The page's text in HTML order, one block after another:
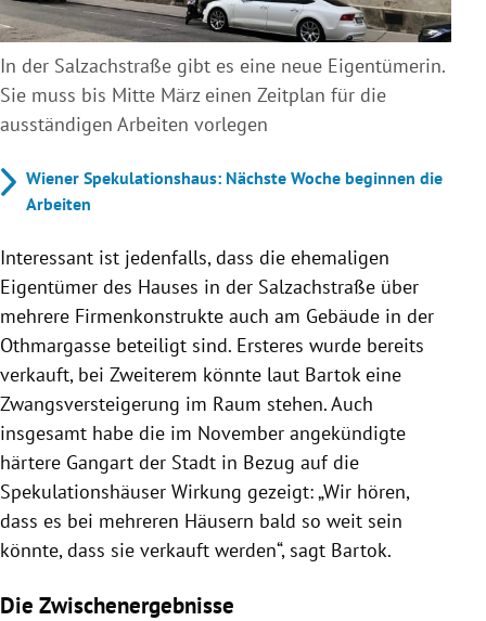
In der Salzachstraße gibt es eine neue Eigentümerin.
Sie muss bis Mitte März einen Zeitplan für die
ausständigen Arbeiten vorlegen
Wiener Spekulationshaus: Nächste Woche beginnen die
Arbeiten
Interessant ist jedenfalls, dass die ehemaligen
Eigentümer des Hauses in der Salzachstraße über
mehrere Firmenkonstrukte auch am Gebäude in der
Othmargasse beteiligt sind. Ersteres wurde bereits
verkauft, bei Zweiterem könnte laut Bartok eine
Zwangsversteigerung im Raum stehen. Auch
insgesamt habe die im November angekündigte
härtere Gangart der Stadt in Bezug auf die
Spekulationshäuser Wirkung gezeigt: „Wir hören,
dass es bei mehreren Häusern bald so weit sein
könnte, dass sie verkauft werden“, sagt Bartok.
Die Zwischenergebnisse